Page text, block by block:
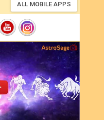
ALL MOBILE APPS